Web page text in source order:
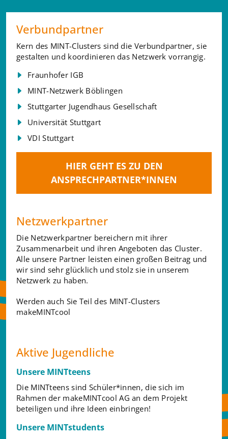
Verbundpartner
Kern des MINT-Clusters sind die Verbundpartner, sie
gestalten und koordinieren das Netzwerk vorrangig.
Fraunhofer IGB
MINT-Netzwerk Böblingen
Stuttgarter Jugendhaus Gesellschaft
Universität Stuttgart
VDI Stuttgart
HIER GEHT ES ZU DEN
ANSPRECHPARTNER*INNEN
Netzwerkpartner
Die Netzwerkpartner bereichern mit ihrer
Zusammenarbeit und ihren Angeboten das Cluster.
Alle unsere Partner leisten einen großen Beitrag und
wir sind sehr glücklich und stolz sie in unserem
Netzwerk zu haben.
Werden auch Sie Teil des MINT-Clusters
makeMINTcool
Aktive Jugendliche
Unsere MINTteens
Die MINTteens sind Schüler*innen, die sich im
Rahmen der makeMINTcool AG an dem Projekt
beteiligen und ihre Ideen einbringen!
Unsere MINTstudents